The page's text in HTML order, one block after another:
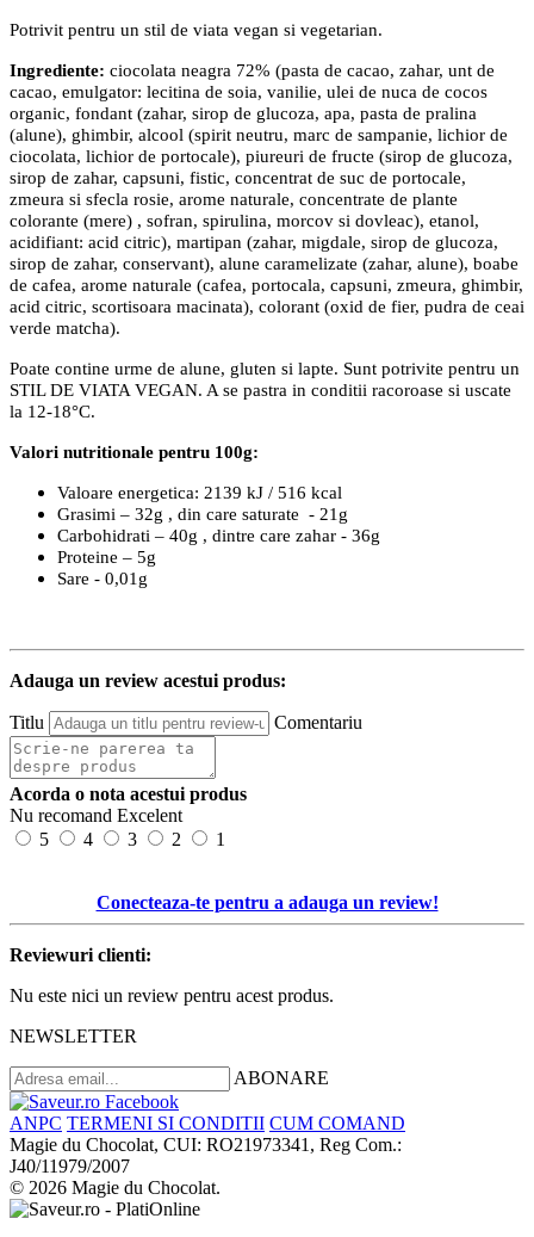
Potrivit pentru un stil de viata vegan si vegetarian.
Ingrediente: ciocolata neagra 72% (pasta de cacao, zahar, unt de
cacao, emulgator: lecitina de soia, vanilie, ulei de nuca de cocos
organic, fondant (zahar, sirop de glucoza, apa, pasta de pralina
(alune), ghimbir, alcool (spirit neutru, marc de sampanie, lichior de
ciocolata, lichior de portocale), piureuri de fructe (sirop de glucoza,
sirop de zahar, capsuni, fistic, concentrat de suc de portocale,
zmeura si sfecla rosie, arome naturale, concentrate de plante
colorante (mere) , sofran, spirulina, morcov si dovleac), etanol,
acidifiant: acid citric), martipan (zahar, migdale, sirop de glucoza,
sirop de zahar, conservant), alune caramelizate (zahar, alune), boabe
de cafea, arome naturale (cafea, portocala, capsuni, zmeura, ghimbir,
acid citric, scortisoara macinata), colorant (oxid de fier, pudra de ceai
verde matcha).
Poate contine urme de alune, gluten si lapte. Sunt potrivite pentru un
STIL DE VIATA VEGAN. A se pastra in conditii racoroase si uscate
la 12-18°C.
Valori nutritionale pentru 100g:
Valoare energetica: 2139 kJ / 516 kcal
Grasimi – 32g , din care saturate - 21g
Carbohidrati – 40g , dintre care zahar - 36g
Proteine – 5g
Sare - 0,01g
Adauga un review acestui produs:
Titlu Comentariu
Acorda o nota acestui produs
Nu recomand Excelent
5
4 3 2 1
Conecteaza-te pentru a adauga un review!
Reviewuri clienti:
Nu este nici un review pentru acest produs.
NEWSLETTER
ABONARE
ANPC TERMENI SI CONDITII CUM COMAND
Magie du Chocolat, CUI: RO21973341, Reg Com.:
J40/11979/2007
© 2026 Magie du Chocolat.